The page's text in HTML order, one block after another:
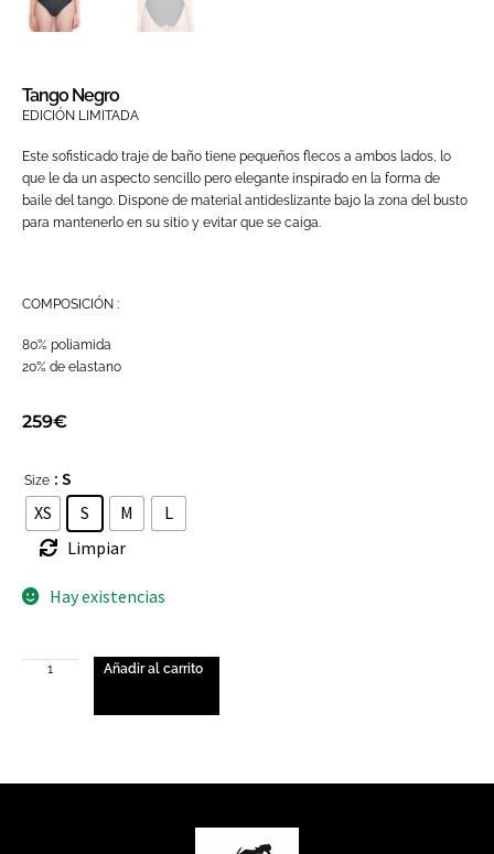
Tango Negro
EDICIÓN LIMITADA
Este sofisticado traje de baño tiene pequeños flecos a ambos lados, lo
que le da un aspecto sencillo pero elegante inspirado en la forma de
baile del tango. Dispone de material antideslizante bajo la zona del busto
para mantenerlo en su sitio y evitar que se caiga.
COMPOSICIÓN :
80% poliamida
20% de elastano
259€
Size : S
XS
S M
L
Limpiar
Hay existencias
Añadir al carrito